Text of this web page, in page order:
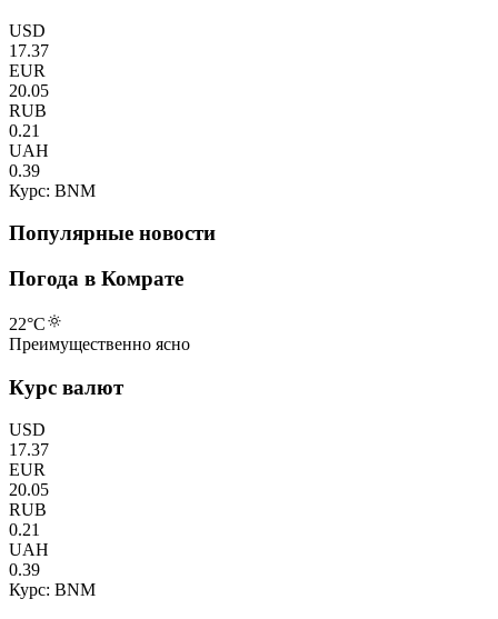
USD
17.37
EUR
20.05
RUB
0.21
UAH
0.39
Курс: BNM
Популярные новости
Погода в Комрате
22°C
Преимущественно ясно
Курс валют
USD
17.37
EUR
20.05
RUB
0.21
UAH
0.39
Курс: BNM